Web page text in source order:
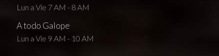
Lun a Vie 7 AM - 8 AM
A todo Galope
Lun a Vie 9 AM - 10 AM